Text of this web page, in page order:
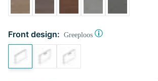
Front design: Greeploos